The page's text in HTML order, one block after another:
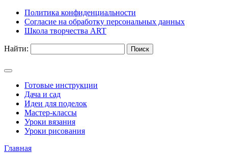
Политика конфиденциальности
Согласие на обработку персональных данных
Школа творчества ART
Найти:
Готовые инструкции
Дача и сад
Идеи для поделок
Мастер-классы
Уроки вязания
Уроки рисования
Главная